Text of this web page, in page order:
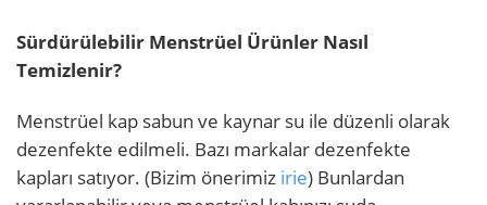
Sürdürülebilir Menstrüel Ürünler Nasıl
Temizlenir?
Menstrüel kap sabun ve kaynar su ile düzenli olarak
dezenfekte edilmeli. Bazı markalar dezenfekte
kapları satıyor. (Bizim önerimiz irie) Bunlardan